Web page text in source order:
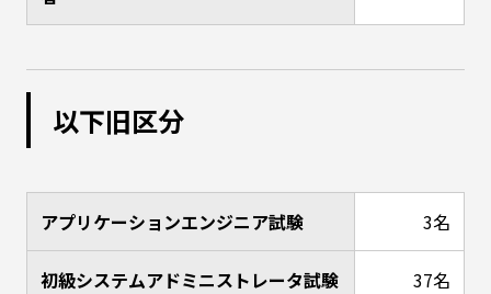
以下旧区分
アプリケーションエンジニア試験 3名
初級システムアドミニストレータ試験 37名